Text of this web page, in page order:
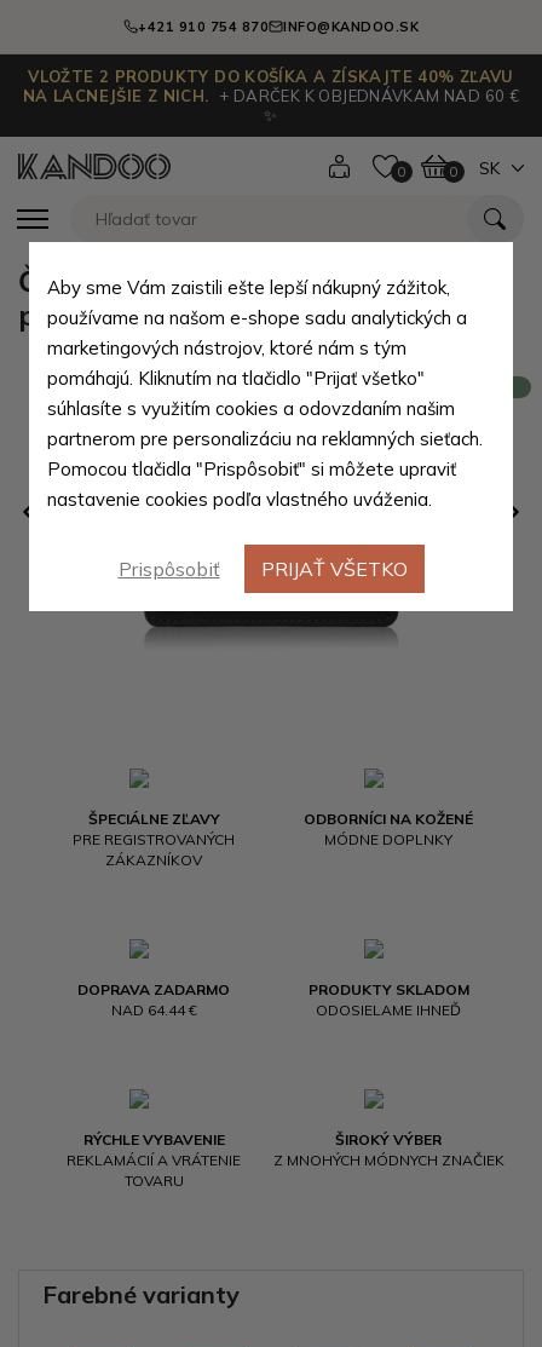
+421 910 754 870 INFO@KANDOO.SK
VLOŽTE 2 PRODUKTY DO KOŠÍKA A ZÍSKAJTE 40% ZĽAVU
NA LACNEJŠIE Z NICH.
+ DARČEK K OBJEDNÁVKAM NAD 60 €
✨
0 0 SK
ŠPECIÁLNE ZĽAVY
PRE REGISTROVANÝCH
ZÁKAZNÍKOV
ODBORNÍCI NA KOŽENÉ
MÓDNE DOPLNKY
DOPRAVA ZADARMO
NAD 64.44 €
PRODUKTY SKLADOM
ODOSIELAME IHNEĎ
RÝCHLE VYBAVENIE
REKLAMÁCIÍ A VRÁTENIE
TOVARU
ŠIROKÝ VÝBER
Z MNOHÝCH MÓDNYCH ZNAČIEK
Čierne dámske minimalistické
puzdro na karty Wilma
Farebné varianty
Aby sme Vám zaistili ešte lepší nákupný zážitok,
používame na našom e-shope sadu analytických a
marketingových nástrojov, ktoré nám s tým
pomáhajú. Kliknutím na tlačidlo "Prijať všetko"
súhlasíte s využitím cookies a odovzdaním našim
partnerom pre personalizáciu na reklamných sieťach.
Pomocou tlačidla "Prispôsobiť" si môžete upraviť
nastavenie cookies podľa vlastného uváženia.
Prispôsobiť PRIJAŤ VŠETKO